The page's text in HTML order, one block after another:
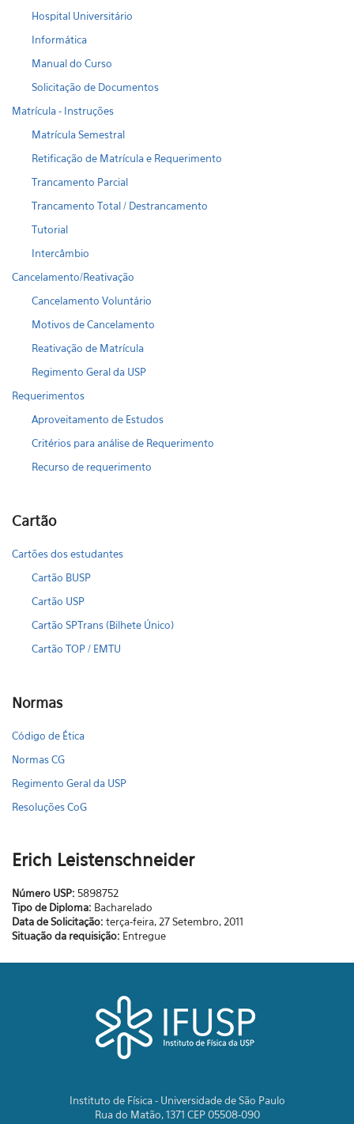
Hospital Universitário
Informática
Manual do Curso
Solicitação de Documentos
Matrícula - Instruções
Matrícula Semestral
Retificação de Matrícula e Requerimento
Trancamento Parcial
Trancamento Total / Destrancamento
Tutorial
Intercâmbio
Cancelamento/Reativação
Cancelamento Voluntário
Motivos de Cancelamento
Reativação de Matrícula
Regimento Geral da USP
Requerimentos
Aproveitamento de Estudos
Critérios para análise de Requerimento
Recurso de requerimento
Cartão
Cartões dos estudantes
Cartão BUSP
Cartão USP
Cartão SPTrans (Bilhete Único)
Cartão TOP / EMTU
Normas
Código de Ética
Normas CG
Regimento Geral da USP
Resoluções CoG
Erich Leistenschneider
Número USP: 5898752
Tipo de Diploma: Bacharelado
Data de Solicitação: terça-feira, 27 Setembro, 2011
Situação da requisição: Entregue
Instituto de Física - Universidade de São Paulo
Rua do Matão, 1371 CEP 05508-090